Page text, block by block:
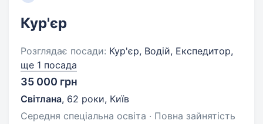
Кур'єр
Розглядає посади: Кур'єр, Водій, Експедитор,
ще 1 посада
35 000 грн
Світлана, 62 роки, Київ
Середня спеціальна освіта · Повна зайнятість